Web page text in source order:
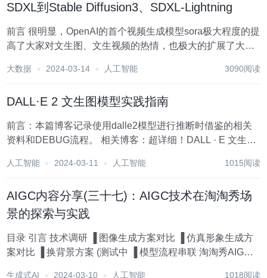
SDXL到Stable Diffusion3、SDXL-Lightning
前言 很明显，OpenAI的首个视频生成模型sora极大程度的提
高了大家对文生图、文生视频的热情，也极大的扩展了大家
Model 注，本文第一部分最早写在23年11月份的这篇文...
大数据 2024-03-14 人工智能 3090阅读
DALL·E 2 文生图模型实践指南
前言：本篇博客记录使用dalle2模型进行推断时借鉴的相关
资料和DEBUG流程。 相关博客：超详细！DALL · E 文生图
预训练模型下载 2. 代码 3. B...
人工智能 2024-03-11 人工智能 1015阅读
AIGC内容分享(三十七)：AIGC技术在淘淘秀场
景的探索与实践
目录 引言 技术调研 ▐ 图像生成方案对比 ▐ 仿真形象生成方
案对比 ▐ 换背景方案 (测试中 ▐ 模型流程串联 淘淘秀AIGC
生成式AI 2024-03-10 人工智能 1018阅读